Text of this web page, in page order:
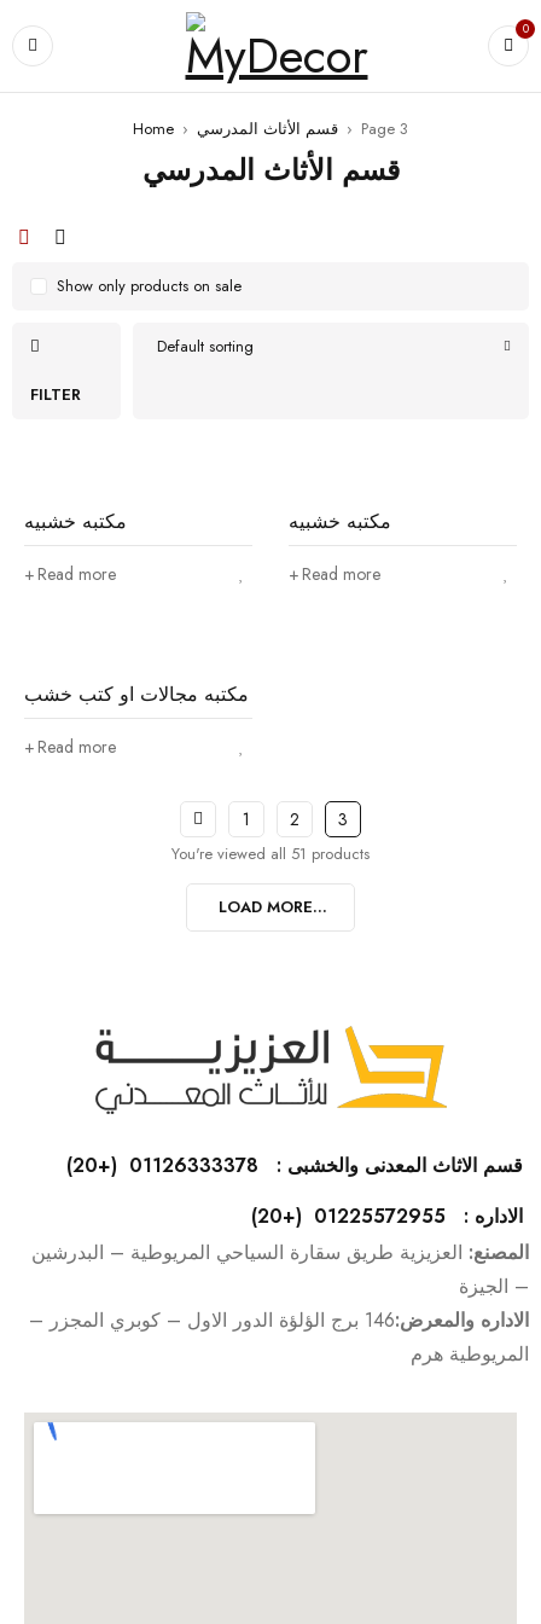
0
Home › قسم الأثاث المدرسي › Page 3
قسم الأثاث المدرسي
FILTER
Default sorting
Show only products on sale
مكتبه خشبيه
Read more
مكتبه خشبيه
Read more
مكتبه مجالات او كتب خشب
Read more
1 2 3
You're viewed all 51 products
LOAD MORE...
المصنع: العزيزية طريق سقارة السياحي المريوطية – البدرشين
– الجيزة
الاداره والمعرض:
146 برج الؤلؤة الدور الاول – كوبري المجزر –
المريوطية هرم